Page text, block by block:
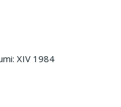
XIV 1984